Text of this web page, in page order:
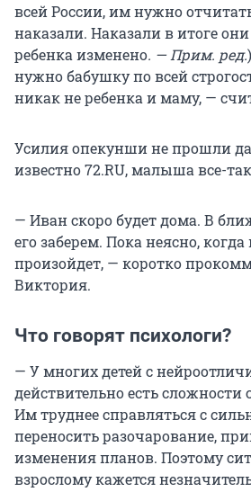
всей России, им нужно
наказали. Наказали в итоге
ребенка изменено. — Прим. ред.
нужно бабушку по всей
никак не ребенка и маму, —
Усилия опекунши не прошли
известно 72.RU, малыша все-
— Иван скоро будет дома. В
его заберем. Пока неясно,
произойдет, — коротко
Виктория.
Что говорят психологи?
— У многих детей с
действительно есть сложности
Им труднее справляться с
переносить разочарование,
изменения планов. Поэтому
взрослому кажется